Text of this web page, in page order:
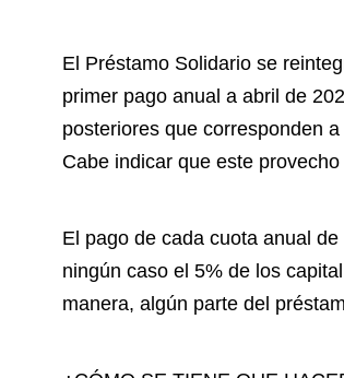
El Préstamo Solidario se
primer pago anual a abril de
posteriores que corresponden
Cabe indicar que este
El pago de cada cuota anual
ningún caso el 5% de los
manera, algún parte del